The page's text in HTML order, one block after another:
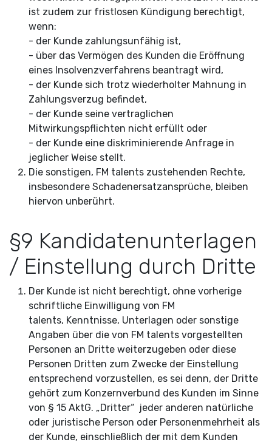
ist zudem zur fristlosen Kündigung berechtigt,
wenn:
- der Kunde zahlungsunfähig ist,
- über das Vermögen des Kunden die Eröffnung
eines Insolvenzverfahrens beantragt wird,
- der Kunde sich trotz wiederholter Mahnung in
Zahlungsverzug befindet,
- der Kunde seine vertraglichen
Mitwirkungspflichten nicht erfüllt oder
- der Kunde eine diskriminierende Anfrage in
jeglicher Weise stellt.
Die sonstigen, FM talents zustehenden Rechte,
insbesondere Schadenersatzansprüche, bleiben
hiervon unberührt.
§9 Kandidatenunterlagen
/ Einstellung durch Dritte
Der Kunde ist nicht berechtigt, ohne vorherige
schriftliche Einwilligung von FM
talents, Kenntnisse, Unterlagen oder sonstige
Angaben über die von FM talents vorgestellten
Personen an Dritte weiterzugeben oder diese
Personen Dritten zum Zwecke der Einstellung
entsprechend vorzustellen, es sei denn, der Dritte
gehört zum Konzernverbund des Kunden im Sinne
von § 15 AktG. „Dritter“ jeder anderen natürliche
oder juristische Person oder Personenmehrheit als
der Kunde, einschließlich der mit dem Kunden